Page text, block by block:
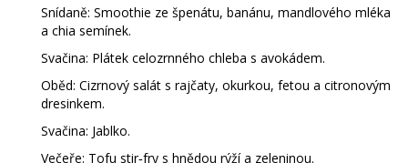
Snídaně: Smoothie ze špenátu, banánu, mandlového mléka
a chia semínek.
Svačina: Plátek celozrnného chleba s avokádem.
Oběd: Cizrnový salát s rajčaty, okurkou, fetou a citronovým
dresinkem.
Svačina: Jablko.
Večeře: Tofu stir‑fry s hnědou rýží a zeleninou.